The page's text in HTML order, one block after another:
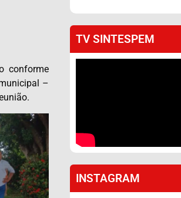
conforme
–
TV SINTESPEM
INSTAGRAM